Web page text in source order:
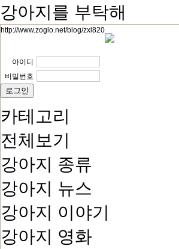
강아지를 부탁해
http://www.zoglo.net/blog/zxl820
아이디
비밀번호
카테고리
전체보기
강아지 종류
강아지 뉴스
강아지 이야기
강아지 영화